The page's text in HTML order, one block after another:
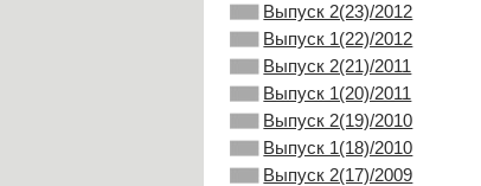
Выпуск 2(23)/2012
Выпуск 1(22)/2012
Выпуск 2(21)/2011
Выпуск 1(20)/2011
Выпуск 2(19)/2010
Выпуск 1(18)/2010
Выпуск 2(17)/2009